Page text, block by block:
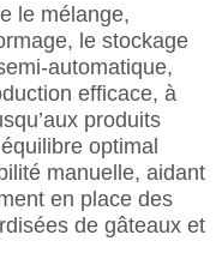
le mélange,
le stockage
automatique,
efficace, à
produits
optimal
manuelle, aidant
en place des
de gâteaux et